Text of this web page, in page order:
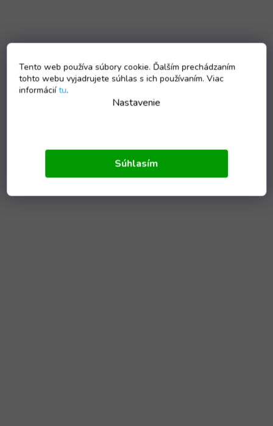
Tento web používa súbory cookie. Ďalším prechádzaním
tohto webu vyjadrujete súhlas s ich používaním. Viac
informáciítu.
Nastavenie
Súhlasím